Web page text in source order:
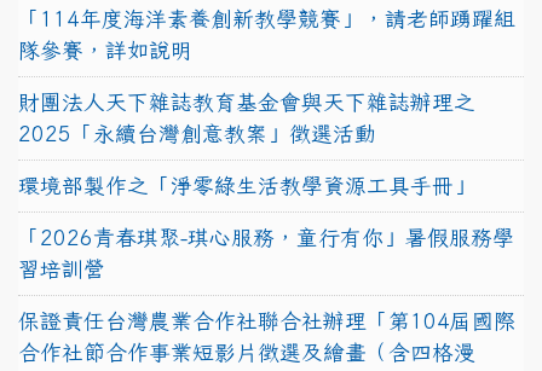
「114年度海洋素養創新教學競賽」，請老師踴躍組
隊參賽，詳如說明
財團法人天下雜誌教育基金會與天下雜誌辦理之
2025「永續台灣創意教案」徵選活動
環境部製作之「淨零綠生活教學資源工具手冊」
「2026青春琪聚-琪心服務，童行有你」暑假服務學
習培訓營
保證責任台灣農業合作社聯合社辦理「第104屆國際
合作社節合作事業短影片徵選及繪畫（含四格漫